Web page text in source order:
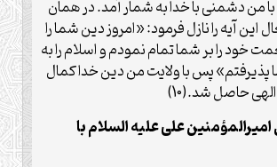
من دشمنی با خدا به شمار آمد. در همان
این آیه را نازل فرمود: «امروز دین شما را
خود را بر شما تمام نمودم و اسلام را به
پس با ولایت من دین خدا کمال
حاصل شد.(10)
علی علیه السلام با